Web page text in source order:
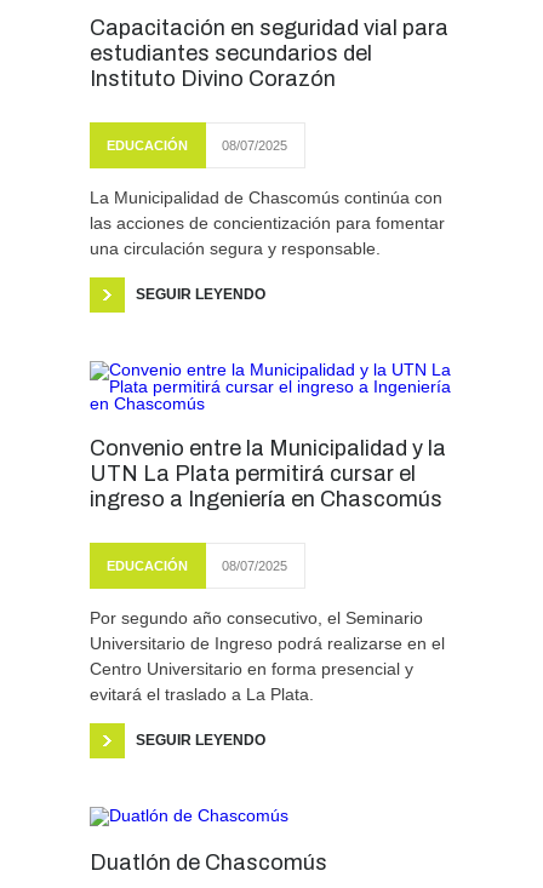
Capacitación en seguridad vial para
estudiantes secundarios del
Instituto Divino Corazón
EDUCACIÓN 08/07/2025
La Municipalidad de Chascomús continúa con
las acciones de concientización para fomentar
una circulación segura y responsable.
SEGUIR LEYENDO
Convenio entre la Municipalidad y la
UTN La Plata permitirá cursar el
ingreso a Ingeniería en Chascomús
EDUCACIÓN 08/07/2025
Por segundo año consecutivo, el Seminario
Universitario de Ingreso podrá realizarse en el
Centro Universitario en forma presencial y
evitará el traslado a La Plata.
SEGUIR LEYENDO
Duatlón de Chascomús